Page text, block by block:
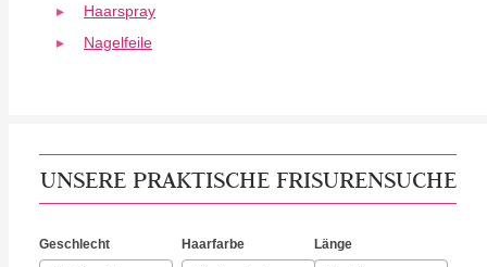
Haarspray
Nagelfeile
UNSERE PRAKTISCHE FRISURENSUCHE
Geschlecht Haarfarbe Länge